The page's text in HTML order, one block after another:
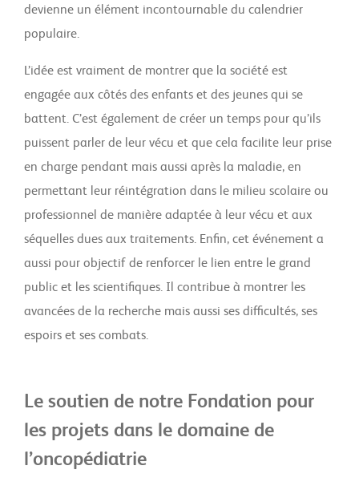
devienne un élément incontournable du calendrier
populaire.
L’idée est vraiment de montrer que la société est
engagée aux côtés des enfants et des jeunes qui se
battent. C’est également de créer un temps pour qu’ils
puissent parler de leur vécu et que cela facilite leur prise
en charge pendant mais aussi après la maladie, en
permettant leur réintégration dans le milieu scolaire ou
professionnel de manière adaptée à leur vécu et aux
séquelles dues aux traitements. Enfin, cet événement a
aussi pour objectif de renforcer le lien entre le grand
public et les scientifiques. Il contribue à montrer les
avancées de la recherche mais aussi ses difficultés, ses
espoirs et ses combats.
Le soutien de notre Fondation pour
les projets dans le domaine de
l’oncopédiatrie